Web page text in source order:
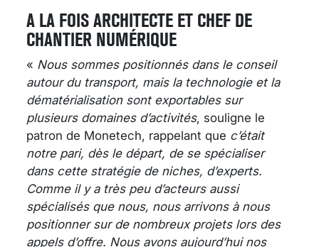
A LA FOIS ARCHITECTE ET CHEF DE
CHANTIER NUMÉRIQUE
« Nous sommes positionnés dans le conseil
autour du transport, mais la technologie et la
dématérialisation sont exportables sur
plusieurs domaines d’activités, souligne le
patron de Monetech, rappelant que c’était
notre pari, dès le départ, de se spécialiser
dans cette stratégie de niches, d’experts.
Comme il y a très peu d’acteurs aussi
spécialisés que nous, nous arrivons à nous
positionner sur de nombreux projets lors des
appels d’offre. Nous avons aujourd’hui nos